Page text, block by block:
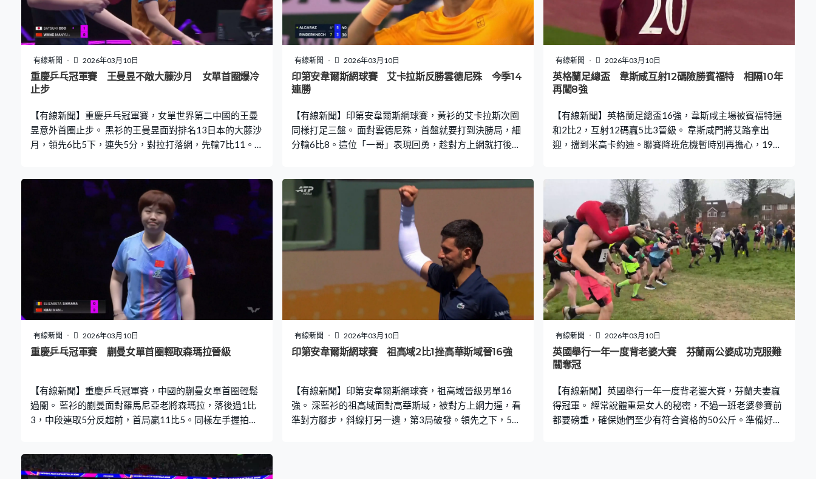
有線新聞 2026年03月10日
重慶乒乓冠軍賽 王曼昱不敵大藤沙月 女單首圈爆冷
止步
【有線新聞】重慶乒乓冠軍賽，女單世界第二中國的王曼
昱意外首圈止步。 黑衫的王曼昱面對排名13日本的大藤沙
月，領先6比5下，連失5分，對拉打落網，先輸7比11。1
局。晉級的大藤沙月次圈鬥杜凱琹及鄭怡靜的勝方。
有線新聞 2026年03月10日
印第安韋爾斯網球賽 艾卡拉斯反勝雲德尼殊 今季14
連勝
【有線新聞】印第安韋爾斯網球賽，黃衫的艾卡拉斯次圈
同樣打足三盤。 面對雲德尼殊，首盤就要打到決勝局，細
分輸6比8。這位「一哥」表現回勇，趁對方上網就打後
眾以蜜蜂造型捧場，在看台又叫又跳。艾卡拉斯不負所
托，保持全勝金身，4次破發下連贏6比3、6比2，盤數反
勝2比1，會跟魯德爭入8強。
有線新聞 2026年03月10日
英格蘭足總盃 韋斯咸互射12碼險勝賓福特 相隔10年
再闖8強
【有線新聞】英格蘭足總盃16強，韋斯咸主場被賓福特逼
和2比2，互射12碼贏5比3晉級。 韋斯咸門將艾路拿出
迎，擋到米高卡約迪。聯賽降班危機暫時別再擔心，19分
亞高改變方向入網，VAR覆核完，縮得切手，不是手球亦
無越位，入球成立、1比1。倫敦打吡快上快落，韋斯咸的
艾達馬查奧爾被米高卡約迪踢跌，球證一度示意無犯規，
之後改判12碼。查洛保雲操刀，34分鐘個人第二球，韋斯
咸再度領先。 換邊後，米高卡約迪頂個頭槌，被森馬維推
了入網，12碼吧，這麼大動作推人。伊戈泰亞高射入今季
第20球，81分鐘為賓福特第二度追平。2比2進入加時，兩
隊無進帳，羅美利當路雲射高，哥林威爾遜在人堆中省中
人不中目標，要互射12碼。賓福特的丹高奧達拉射中間被
接到實，成為出局關鍵。要博門將撲錯不如靠自己射死
角，韋斯咸的哥林威爾遜、馬夫洛柏路斯射同一位置，5輪
全中，12碼贏5比3，10年之後再闖八強，會對列斯聯。
有線新聞 2026年03月10日
重慶乒乓冠軍賽 蒯曼女單首圈輕取森瑪拉晉級
【有線新聞】重慶乒乓冠軍賽，中國的蒯曼女單首圈輕鬆
過關。 藍衫的蒯曼面對羅馬尼亞老將森瑪拉，落後過1比
3，中段連取5分反超前，首局贏11比5。同樣左手握拍，
6，用了17分鐘就晉級16強。
有線新聞 2026年03月10日
印第安韋爾斯網球賽 祖高域2比1挫高華斯域晉16強
【有線新聞】印第安韋爾斯網球賽，祖高域晉級男單16
強。 深藍衫的祖高域面對高華斯域，被對方上網力逼，看
準對方腳步，斜線打另一邊，第3局破發。領先之下，5屆
有線新聞 2026年03月10日
英國舉行一年一度背老婆大賽 芬蘭兩公婆成功克服難
關奪冠
【有線新聞】英國舉行一年一度背老婆大賽，芬蘭夫妻贏
得冠軍。 經常說體重是女人的秘密，不過一班老婆參賽前
都要磅重，確保她們至少有符合資格的50公斤。準備好就